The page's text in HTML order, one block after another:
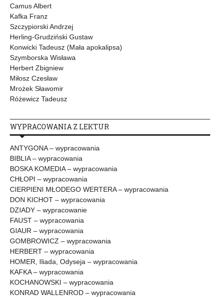
Camus Albert
Kafka Franz
Szczypiorski Andrzej
Herling-Grudziński Gustaw
Konwicki Tadeusz (Mała apokalipsa)
Szymborska Wisława
Herbert Zbigniew
Miłosz Czesław
Mrożek Sławomir
Różewicz Tadeusz
WYPRACOWANIA Z LEKTUR
ANTYGONA – wypracowania
BIBLIA – wypracowania
BOSKA KOMEDIA – wypracowania
CHŁOPI – wypracowania
CIERPIENI MŁODEGO WERTERA – wypracowania
DON KICHOT – wypracowania
DZIADY – wypracowanie
FAUST – wypracowania
GIAUR – wypracowania
GOMBROWICZ – wypracowania
HERBERT – wypracowania
HOMER, Iliada, Odyseja – wypracowania
KAFKA – wypracowania
KOCHANOWSKI – wypracowania
KONRAD WALLENROD – wypracowania